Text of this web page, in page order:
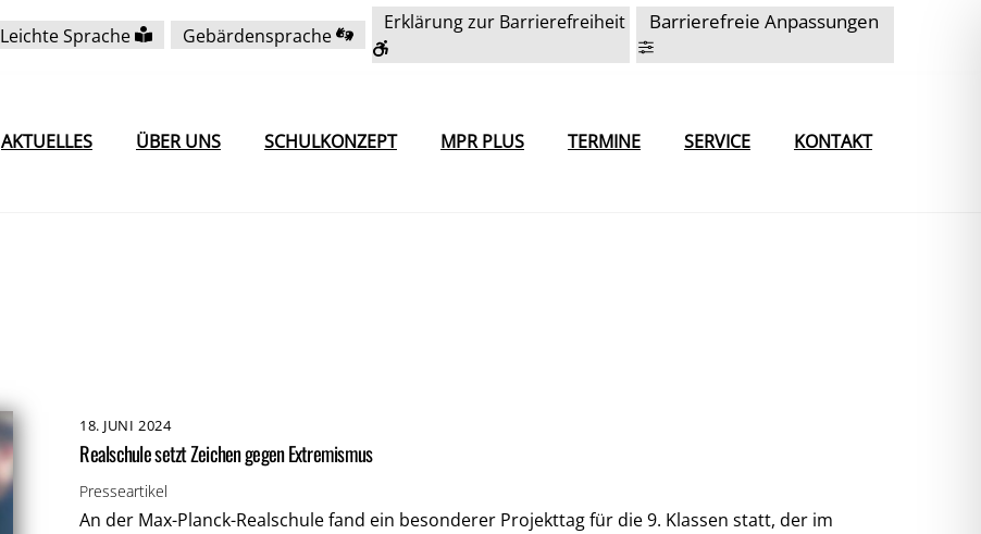
Leichte Sprache Gebärdensprache
Erklärung zur Barrierefreiheit Barrierefreie Anpassungen
AKTUELLES ÜBER UNS SCHULKONZEPT MPR PLUS TERMINE SERVICE KONTAKT
18. JUNI 2024
Realschule setzt Zeichen gegen Extremismus
Presseartikel
An der Max-Planck-Realschule fand ein besonderer Projekttag für die 9. Klassen statt, der im